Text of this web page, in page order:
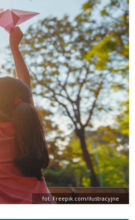
fot. Freepik.com/ilustracyjne